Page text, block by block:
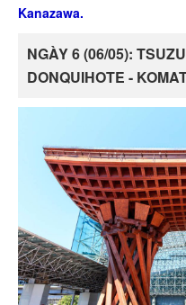
Kanazawa.
NGÀY 6 (06/05):
DONQUIHOTE -